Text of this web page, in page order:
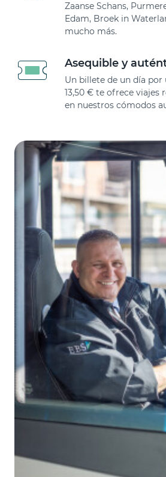
Zaanse Schans,
Edam, Broek in
mucho más.
Asequible y
Un billete de un día
13,50 € te ofrece viajes
en nuestros cómodos